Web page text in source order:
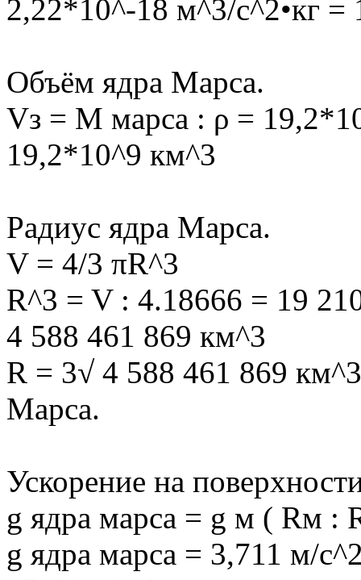
2,22*10^-18 м^3/с^2•кг =
Объём ядра Марса.
Vз = M марса : ρ =
19,2*10^9 км^3
Радиус ядра Марса.
V = 4/3 πR^3
R^3 = V : 4.18666 = 19
4 588 461 869 км^3
R = 3√ 4 588 461 869
Марса.
Ускорение на
g ядра марса = g м ( Rм :
g ядра марса = 3,711 м/